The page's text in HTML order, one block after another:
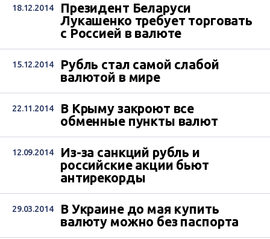
18.12.2014
Президент Беларуси
Лукашенко требует торговать
с Россией в валюте
15.12.2014
Рубль стал самой слабой
валютой в мире
22.11.2014
В Крыму закроют все
обменные пункты валют
12.09.2014
Из-за санкций рубль и
российские акции бьют
антирекорды
29.03.2014
В Украине до мая купить
валюту можно без паспорта